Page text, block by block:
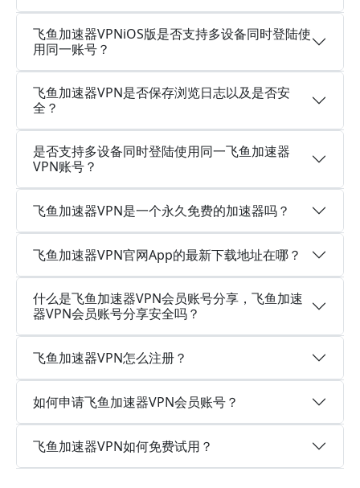
飞鱼加速器VPNiOS版是否支持多设备同时登陆使
用同一账号？
飞鱼加速器VPN是否保存浏览日志以及是否安
全？
是否支持多设备同时登陆使用同一飞鱼加速器
VPN账号？
飞鱼加速器VPN是一个永久免费的加速器吗？
飞鱼加速器VPN官网App的最新下载地址在哪？
什么是飞鱼加速器VPN会员账号分享，飞鱼加速
器VPN会员账号分享安全吗？
飞鱼加速器VPN怎么注册？
如何申请飞鱼加速器VPN会员账号？
飞鱼加速器VPN如何免费试用？